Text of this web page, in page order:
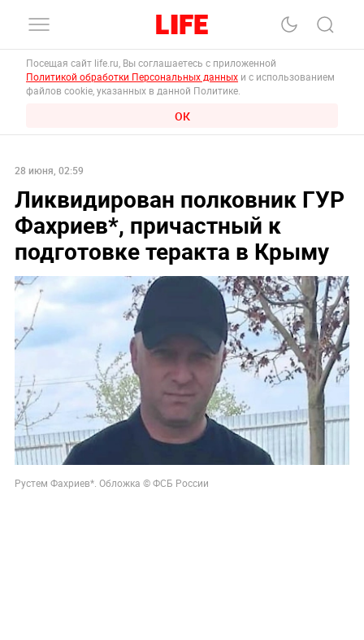
Посещая сайт life.ru, Вы соглашаетесь с приложенной
Политикой обработки Персональных данных и с использованием
файлов cookie, указанных в данной Политике.
ОК
28 июня, 02:59
Ликвидирован полковник ГУР
Фахриев*, причастный к
подготовке теракта в Крыму
Рустем Фахриев*. Обложка © ФСБ России